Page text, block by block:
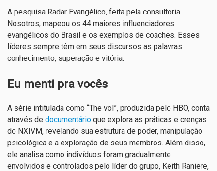
A pesquisa Radar Evangélico, feita pela consultoria
Nosotros, mapeou os 44 maiores influenciadores
evangélicos do Brasil e os exemplos de coaches. Esses
líderes sempre têm em seus discursos as palavras
conhecimento, superação e vitória.
Eu menti pra vocês
A série intitulada como “The vol”, produzida pelo HBO, conta
através de documentário que explora as práticas e crenças
do NXIVM, revelando sua estrutura de poder, manipulação
psicológica e a exploração de seus membros. Além disso,
ele analisa como indivíduos foram gradualmente
envolvidos e controlados pelo líder do grupo, Keith Raniere,